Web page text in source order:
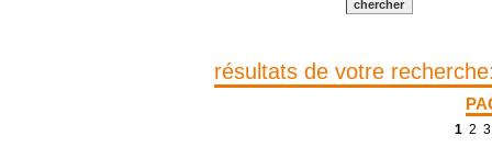
résultats de votre
1 2 3